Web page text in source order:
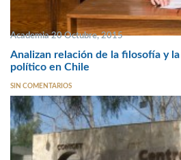
Academia 20 Octubre, 2015
Analizan relación de la filosofía y
político en Chile
SIN COMENTARIOS